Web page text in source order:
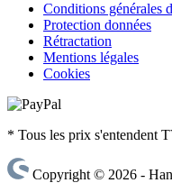
Conditions générales
Protection données
Rétractation
Mentions légales
Cookies
* Tous les prix s'entendent
Copyright © 2026 -